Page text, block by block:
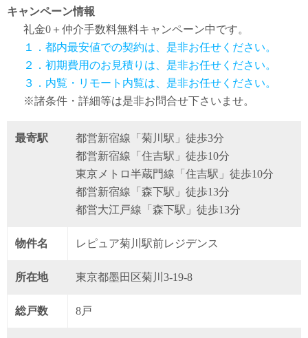
キャンペーン情報
礼金0 ＋仲介手数料無料キャンペーン中です。
１．都内最安値での契約は、是非お任せください。
２．初期費用のお見積りは、是非お任せください。
３．内覧・リモート内覧は、是非お任せください。
※諸条件・詳細等は是非お問合せ下さいませ。
最寄駅
都営新宿線「菊川駅」徒歩3分
都営新宿線「住吉駅」徒歩10分
東京メトロ半蔵門線「住吉駅」徒歩10分
都営新宿線「森下駅」徒歩13分
都営大江戸線「森下駅」徒歩13分
物件名 レピュア菊川駅前レジデンス
所在地 東京都墨田区菊川3-19-8
総戸数 8戸